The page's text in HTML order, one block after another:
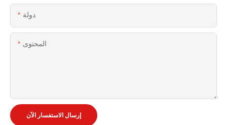
دولة
المحتوى
إرسال الاستفسار الآن